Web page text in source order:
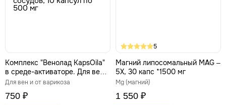
Комплекс "Венолад KapsOila"
в среде-активаторе. Для вен и
сосудов, 10 капсул по 500 мг
Для вен и от варикоза
750 ₽
5
Магний липосомальный MAG –
5X, 30 капс *1500 мг
Mg (магний)
1 550 ₽